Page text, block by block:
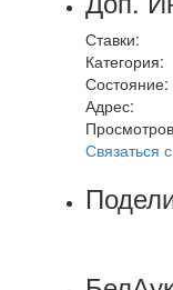
Ставки:
Категория:
Состояние:
Адрес:
Связаться